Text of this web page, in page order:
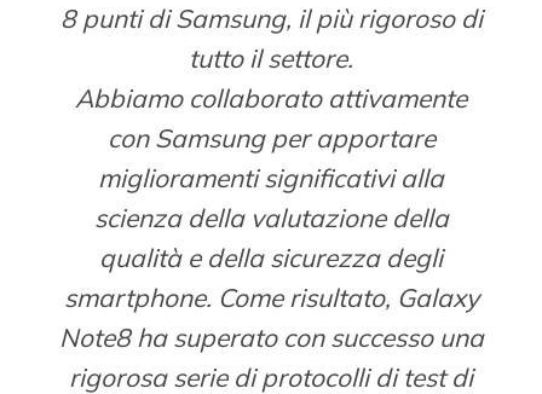
8 punti di Samsung, il più rigoroso di
tutto il settore.
Abbiamo collaborato attivamente
con Samsung per apportare
miglioramenti significativi alla
scienza della valutazione della
qualità e della sicurezza degli
smartphone. Come risultato, Galaxy
Note8 ha superato con successo una
rigorosa serie di protocolli di test di